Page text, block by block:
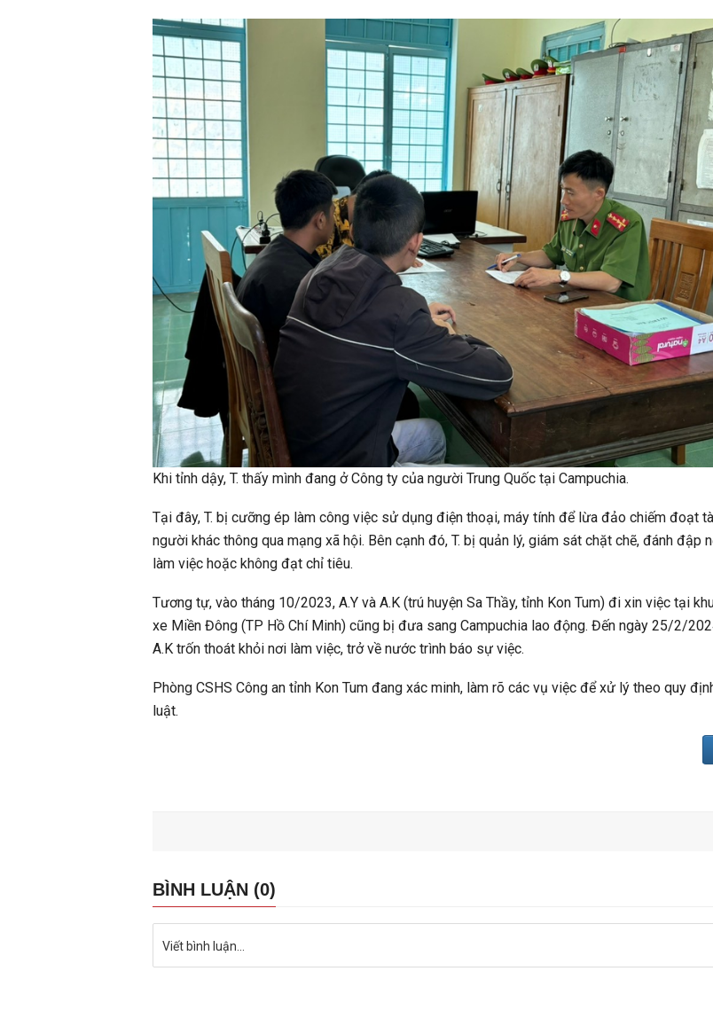
Khi tỉnh dậy, T. thấy mình đang ở Công ty của người Trung Quốc tại Campuchia.
Tại đây, T. bị cưỡng ép làm công việc sử dụng điện thoại, máy tính để lừa đảo chiếm đoạt
người khác thông qua mạng xã hội. Bên cạnh đó, T. bị quản lý, giám sát chặt chẽ, đánh đập
làm việc hoặc không đạt chỉ tiêu.
Tương tự, vào tháng 10/2023, A.Y và A.K (trú huyện Sa Thầy, tỉnh Kon Tum) đi xin việc tại
xe Miền Đông (TP Hồ Chí Minh) cũng bị đưa sang Campuchia lao động. Đến ngày 25/2/
A.K trốn thoát khỏi nơi làm việc, trở về nước trình báo sự việc.
Phòng CSHS Công an tỉnh Kon Tum đang xác minh, làm rõ các vụ việc để xử lý theo quy
luật.
BÌNH LUẬN (0)
Viết bình luận...